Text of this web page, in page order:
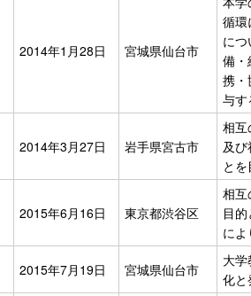
2014年1月28日 宮城県仙台市
循環
に
備・
携・
与す
2014年3月27日 岩手県宮古市
相互
及
とを
2015年6月16日 東京都渋谷区
相互
目
によ
2015年7月19日 宮城県仙台市
大
化と